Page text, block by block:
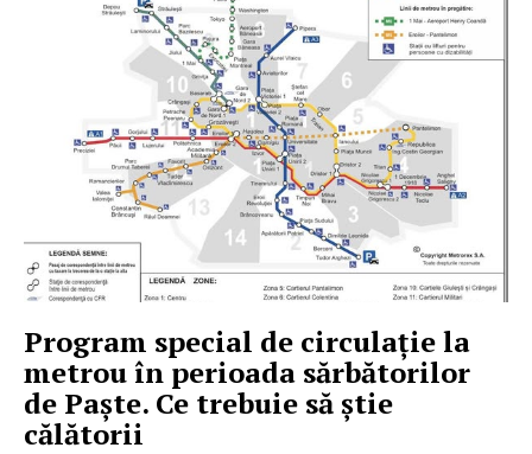
Program special de circulație la
metrou în perioada sărbătorilor
de Paște. Ce trebuie să știe
călătorii